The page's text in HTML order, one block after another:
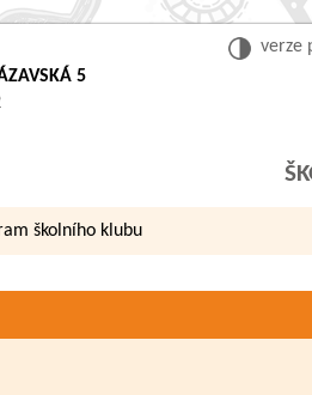
verze
5
školního klubu